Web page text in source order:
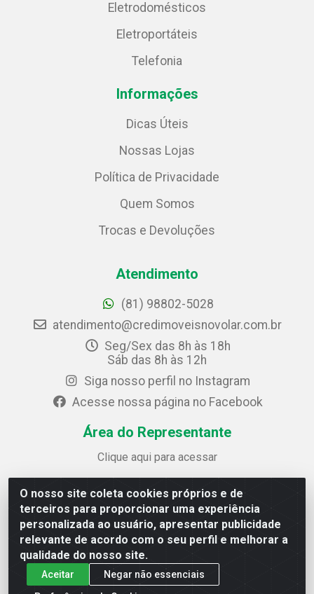
O nosso site coleta cookies próprios e de
terceiros para proporcionar uma experiência
personalizada ao usuário, apresentar publicidade
relevante de acordo com o seu perfil e melhorar a
qualidade do nosso site.
Aceitar
Negar não essenciais
Eletrodomésticos
Eletroportáteis
Telefonia
Informações
Dicas Úteis
Nossas Lojas
Política de Privacidade
Quem Somos
Trocas e Devoluções
Atendimento
(81) 98802-5028
atendimento@credimoveisnovolar.com.br
Seg/Sex das 8h às 18h
Sáb das 8h às 12h
Siga nosso perfil no Instagram
Acesse nossa página no Facebook
Área do Representante
Clique aqui para acessar
Credimóveis Novolar Ltda
Rua José Alves Bezerra, 430 - Prazeres - Jaboatão dos
Guararapes / PE - CEP 54.325-610
CNPJ: 09.930.165/0013-70